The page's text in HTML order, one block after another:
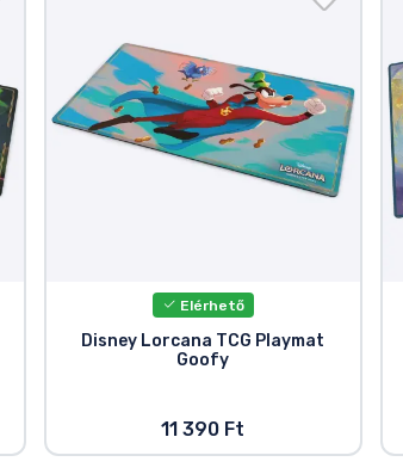
Elérhető
Disney Lorcana TCG Playmat
Goofy
11 390 Ft